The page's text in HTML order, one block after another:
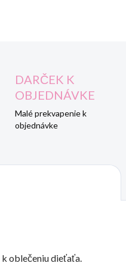
DARČEK K
OBJEDNÁVKE
Malé prekvapenie k
objednávke
oblečeniu dieťaťa.